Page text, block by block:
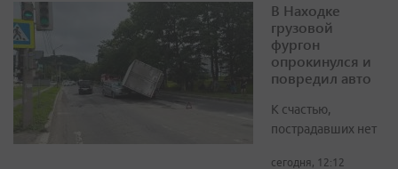
В Находке
грузовой
фургон
опрокинулся и
повредил авто
К счастью,
пострадавших нет
сегодня, 12:12